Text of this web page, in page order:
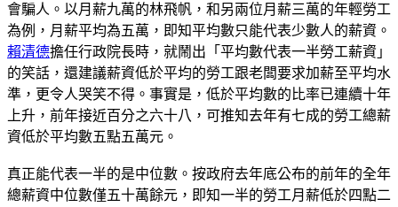
會騙人。以月薪九萬的林飛帆，和另兩位月薪三萬的年輕勞工
為例，月薪平均為五萬，即知平均數只能代表少數人的薪資。
賴清德擔任行政院長時，就鬧出「平均數代表一半勞工薪資」
的笑話，還建議薪資低於平均的勞工跟老闆要求加薪至平均水
準，更令人哭笑不得。事實是，低於平均數的比率已連續十年
上升，前年接近百分之六十八，可推知去年有七成的勞工總薪
資低於平均數五點五萬元。
真正能代表一半的是中位數。按政府去年底公布的前年的全年
總薪資中位數僅五十萬餘元，即知一半的勞工月薪低於四點二